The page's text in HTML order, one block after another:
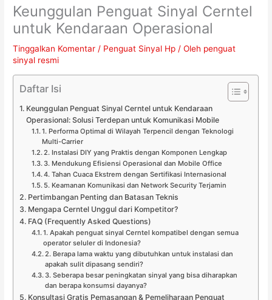
Keunggulan Penguat Sinyal Cerntel
untuk Kendaraan Operasional
Tinggalkan Komentar / Penguat Sinyal Hp / Oleh penguat
sinyal resmi
Daftar Isi
Keunggulan Penguat Sinyal Cerntel untuk Kendaraan
Operasional: Solusi Terdepan untuk Komunikasi Mobile
1. Performa Optimal di Wilayah Terpencil dengan Teknologi
Multi-Carrier
2. Instalasi DIY yang Praktis dengan Komponen Lengkap
3. Mendukung Efisiensi Operasional dan Mobile Office
4. Tahan Cuaca Ekstrem dengan Sertifikasi Internasional
5. Keamanan Komunikasi dan Network Security Terjamin
Pertimbangan Penting dan Batasan Teknis
Mengapa Cerntel Unggul dari Kompetitor?
FAQ (Frequently Asked Questions)
1. Apakah penguat sinyal Cerntel kompatibel dengan semua
operator seluler di Indonesia?
2. Berapa lama waktu yang dibutuhkan untuk instalasi dan
apakah sulit dipasang sendiri?
3. Seberapa besar peningkatan sinyal yang bisa diharapkan
dan berapa konsumsi dayanya?
Konsultasi Gratis Pemasangan & Pemeliharaan Penguat